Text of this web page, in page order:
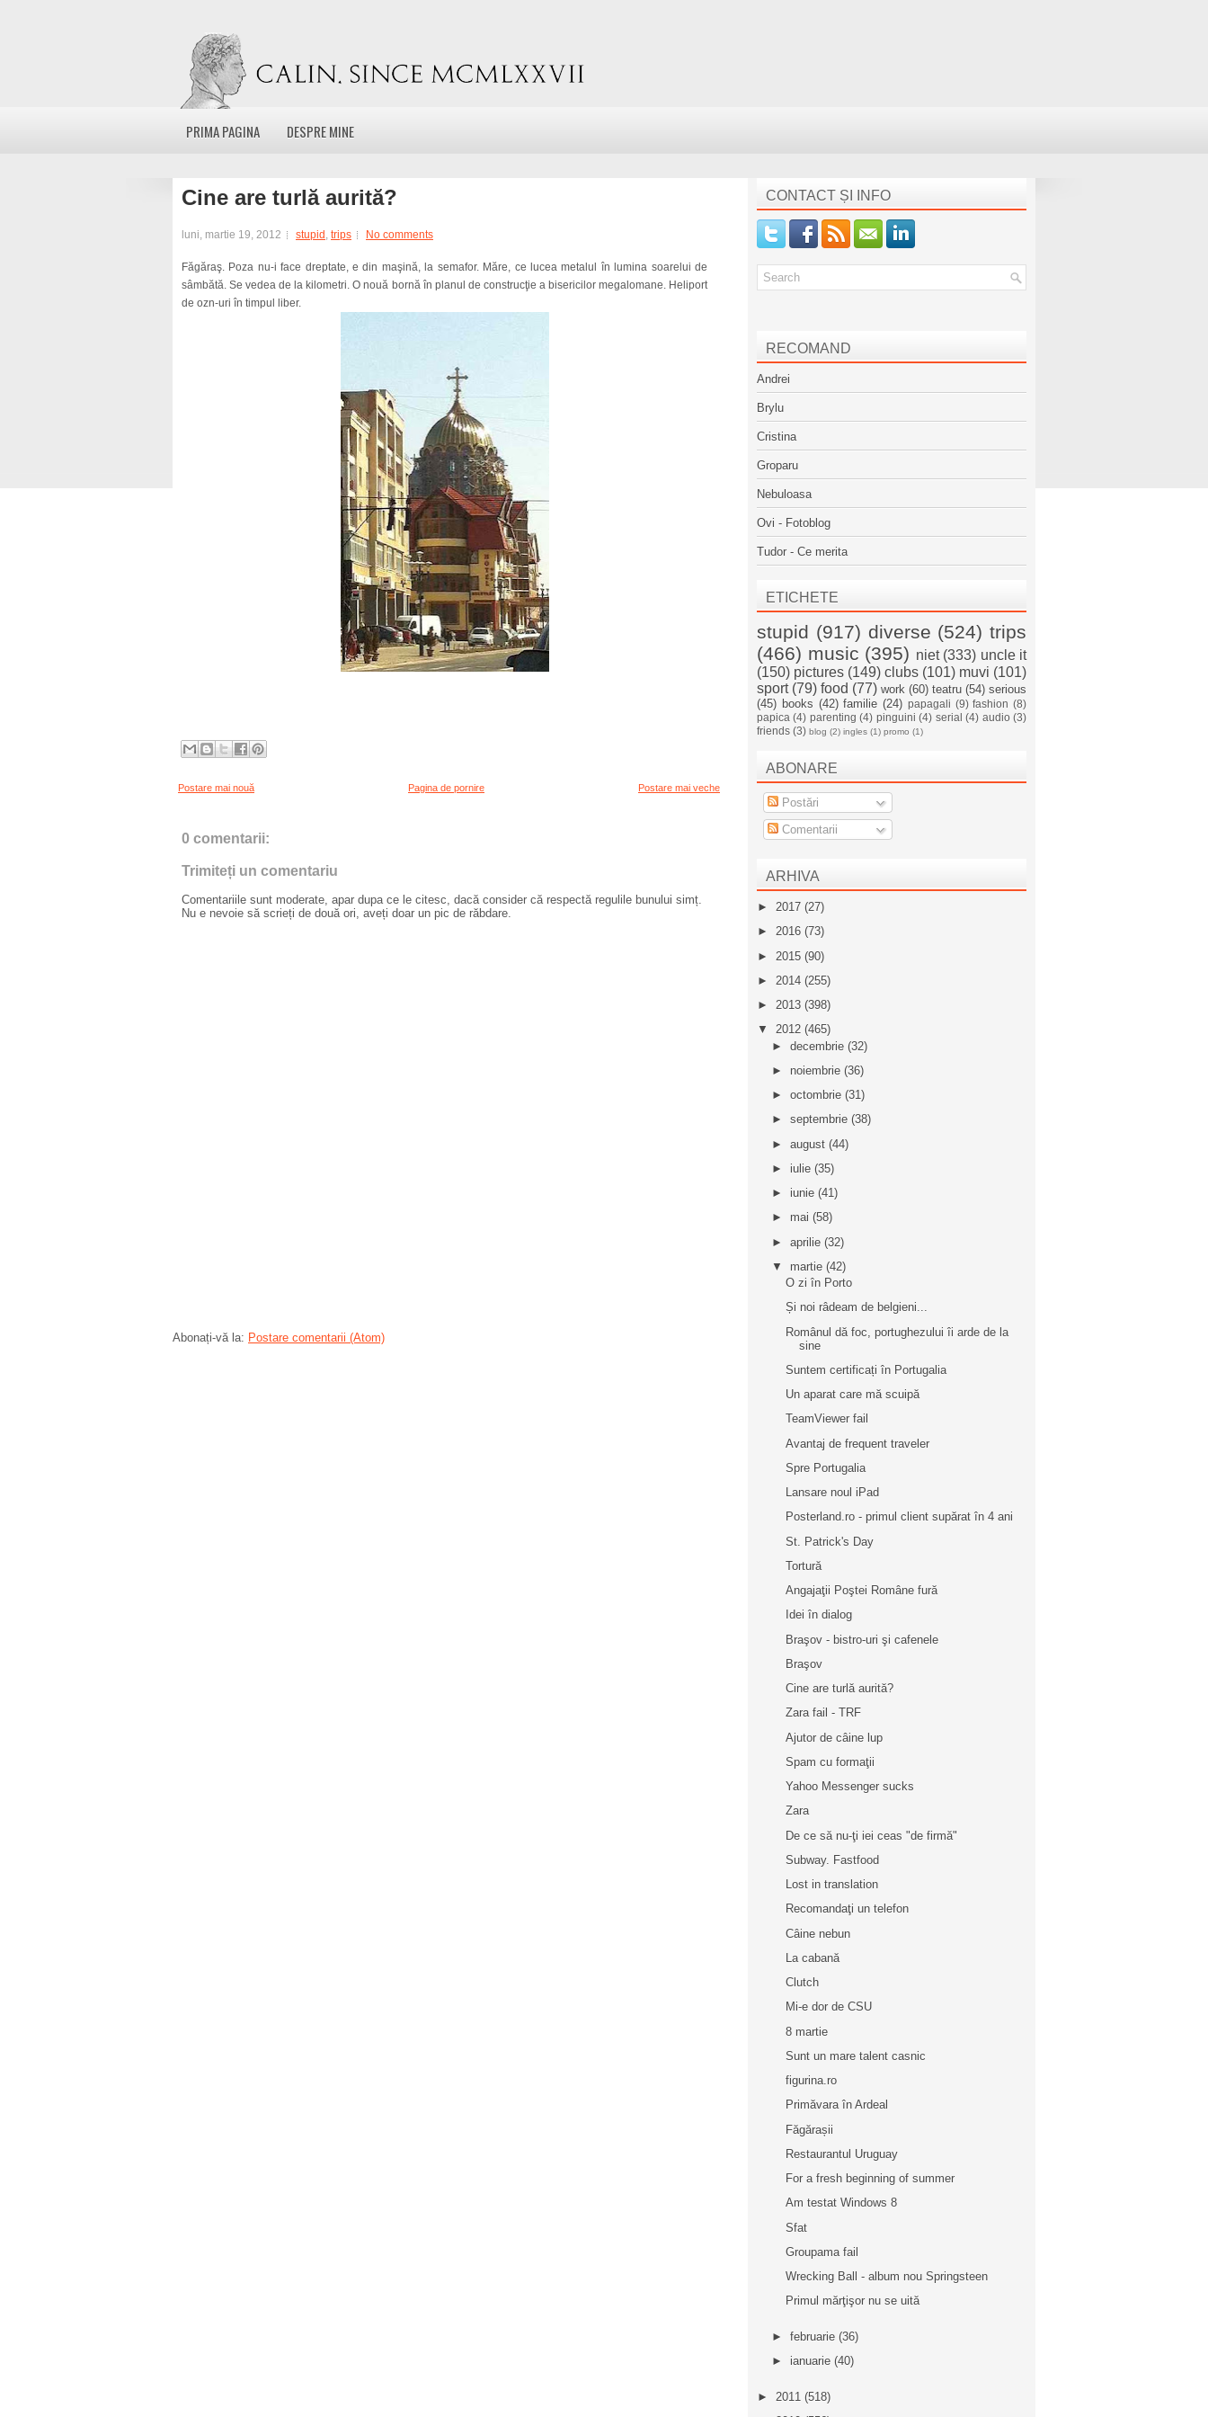
PRIMA PAGINA DESPRE MINE
Cine are turlă aurită?
luni, martie 19, 2012 stupid , trips No comments
Făgăraş. Poza nu-i face dreptate, e din maşină, la semafor. Măre, ce lucea metalul în lumina soarelui de
sâmbătă. Se vedea de la kilometri. O nouă bornă în planul de construcţie a bisericilor megalomane. Heliport
de ozn-uri în timpul liber.
Postare mai nouă Postare mai veche
Pagina de pornire
0 comentarii:
Trimiteți un comentariu
Comentariile sunt moderate, apar dupa ce le citesc, dacă consider că respectă regulile bunului simț.
Nu e nevoie să scrieți de două ori, aveți doar un pic de răbdare.
Abonați-vă la: Postare comentarii (Atom)
CONTACT ȘI INFO
RECOMAND
Andrei
Brylu
Cristina
Groparu
Nebuloasa
Ovi - Fotoblog
Tudor - Ce merita
ETICHETE
stupid (917) diverse (524) trips
(466) music (395) niet (333) uncle it
(150) pictures (149) clubs (101) muvi (101)
sport (79) food (77) work (60) teatru (54) serious
(45) books (42) familie (24) papagali (9) fashion (8)
papica (4) parenting (4) pinguini (4) serial (4) audio (3)
friends (3) blog (2) ingles (1) promo (1)
ABONARE
Postări
Comentarii
ARHIVA
► 2017 (27)
► 2016 (73)
► 2015 (90)
► 2014 (255)
► 2013 (398)
▼ 2012 (465)
► decembrie (32)
► noiembrie (36)
► octombrie (31)
► septembrie (38)
► august (44)
► iulie (35)
► iunie (41)
► mai (58)
► aprilie (32)
▼ martie (42)
O zi în Porto
Și noi râdeam de belgieni...
Românul dă foc, portughezului îi arde de la
sine
Suntem certificați în Portugalia
Un aparat care mă scuipă
TeamViewer fail
Avantaj de frequent traveler
Spre Portugalia
Lansare noul iPad
Posterland.ro - primul client supărat în 4 ani
St. Patrick's Day
Tortură
Angajaţii Poştei Române fură
Idei în dialog
Braşov - bistro-uri şi cafenele
Braşov
Cine are turlă aurită?
Zara fail - TRF
Ajutor de câine lup
Spam cu formaţii
Yahoo Messenger sucks
Zara
De ce să nu-ţi iei ceas "de firmă"
Subway. Fastfood
Lost in translation
Recomandaţi un telefon
Câine nebun
La cabană
Clutch
Mi-e dor de CSU
8 martie
Sunt un mare talent casnic
figurina.ro
Primăvara în Ardeal
Făgărașii
Restaurantul Uruguay
For a fresh beginning of summer
Am testat Windows 8
Sfat
Groupama fail
Wrecking Ball - album nou Springsteen
Primul mărţişor nu se uită
► februarie (36)
► ianuarie (40)
► 2011 (518)